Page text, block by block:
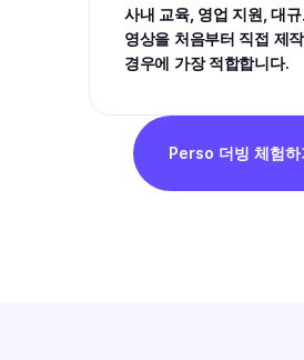
사내 교육, 영업 지원, 대
영상을 처음부터 직접 제
경우에 가장 적합합니다.
Perso 더빙 체험하